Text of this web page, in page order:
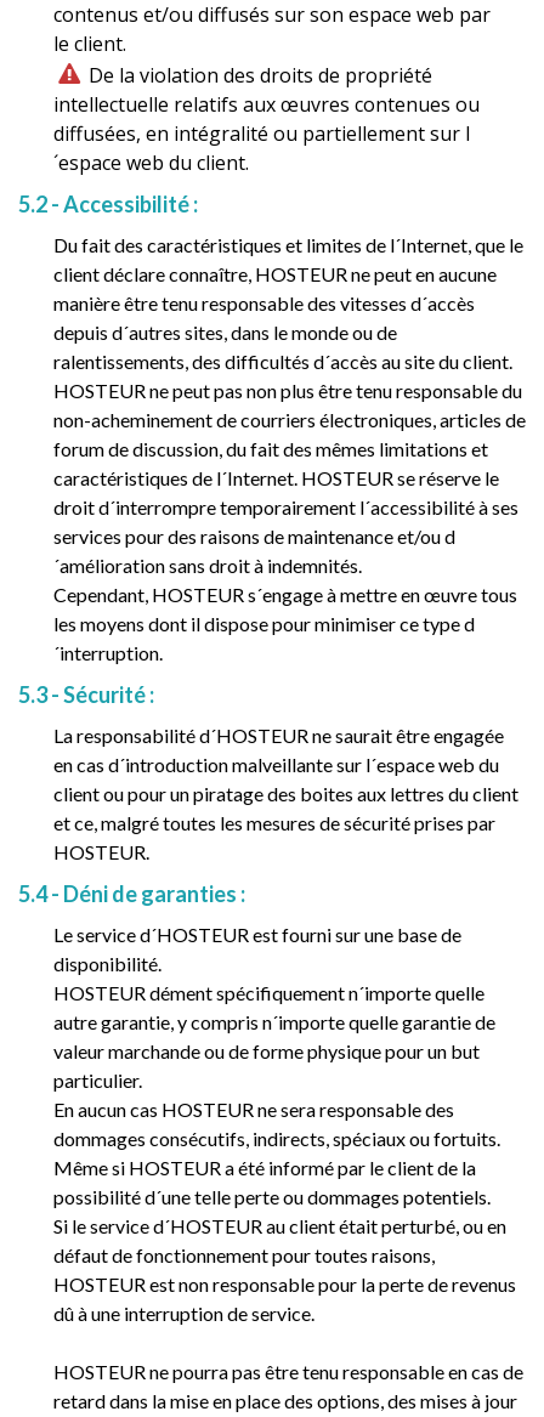
contenus et/ou diffusés sur son espace web par
le client.
De la violation des droits de propriété
intellectuelle relatifs aux œuvres contenues ou
diffusées, en intégralité ou partiellement sur l
´espace web du client.
5.2 - Accessibilité :
Du fait des caractéristiques et limites de l´Internet, que le
client déclare connaître, HOSTEUR ne peut en aucune
manière être tenu responsable des vitesses d´accès
depuis d´autres sites, dans le monde ou de
ralentissements, des difficultés d´accès au site du client.
HOSTEUR ne peut pas non plus être tenu responsable du
non-acheminement de courriers électroniques, articles de
forum de discussion, du fait des mêmes limitations et
caractéristiques de l´Internet. HOSTEUR se réserve le
droit d´interrompre temporairement l´accessibilité à ses
services pour des raisons de maintenance et/ou d
´amélioration sans droit à indemnités.
Cependant, HOSTEUR s´engage à mettre en œuvre tous
les moyens dont il dispose pour minimiser ce type d
´interruption.
5.3 - Sécurité :
La responsabilité d´HOSTEUR ne saurait être engagée
en cas d´introduction malveillante sur l´espace web du
client ou pour un piratage des boites aux lettres du client
et ce, malgré toutes les mesures de sécurité prises par
HOSTEUR.
5.4 - Déni de garanties :
Le service d´HOSTEUR est fourni sur une base de
disponibilité.
HOSTEUR dément spécifiquement n´importe quelle
autre garantie, y compris n´importe quelle garantie de
valeur marchande ou de forme physique pour un but
particulier.
En aucun cas HOSTEUR ne sera responsable des
dommages consécutifs, indirects, spéciaux ou fortuits.
Même si HOSTEUR a été informé par le client de la
possibilité d´une telle perte ou dommages potentiels.
Si le service d´HOSTEUR au client était perturbé, ou en
défaut de fonctionnement pour toutes raisons,
HOSTEUR est non responsable pour la perte de revenus
dû à une interruption de service.
HOSTEUR ne pourra pas être tenu responsable en cas de
retard dans la mise en place des options, des mises à jour